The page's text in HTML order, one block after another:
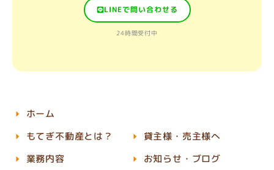
LINEで問い合わせる
24時間受付中
ホーム
もてぎ不動産とは？
業務内容
貸主様・売主様へ
お知らせ・ブログ